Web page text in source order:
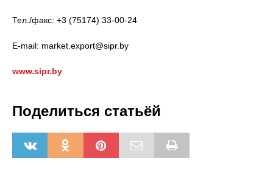
Тел./факс: +3 (75174) 33-00-24
E-mail: market.export@sipr.by
www.sipr.by
Поделиться статьёй